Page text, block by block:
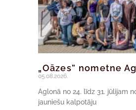
„Oāzes” nometne
05.08.2026.
Aglonā no 24. līdz 31. jūlijam
jauniešu kalpotāju